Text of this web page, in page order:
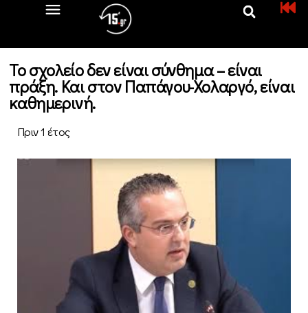
Το σχολείο δεν είναι σύνθημα – είναι
πράξη. Και στον Παπάγου-Χολαργό, είναι
καθημερινή.
Πριν 1 έτος